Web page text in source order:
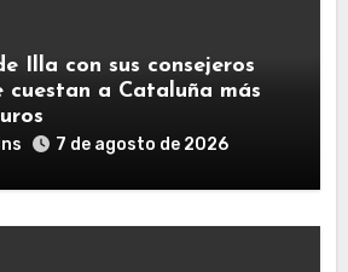
Illa con sus consejeros
cuestan a Cataluña más
7 de agosto de 2026